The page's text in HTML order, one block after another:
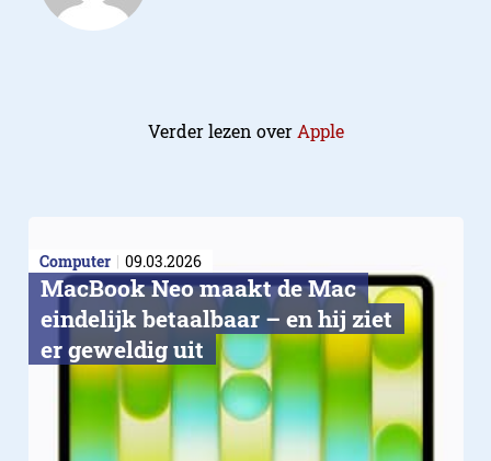
Verder lezen overApple
Computer 09.03.2026
MacBook Neo maakt de Mac
eindelijk betaalbaar – en hij ziet
er geweldig uit